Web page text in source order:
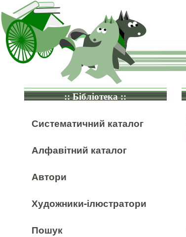
:: Бібліотека ::
Систематичний каталог
Алфавітний каталог
Автори
Художники-ілюстратори
Пошук